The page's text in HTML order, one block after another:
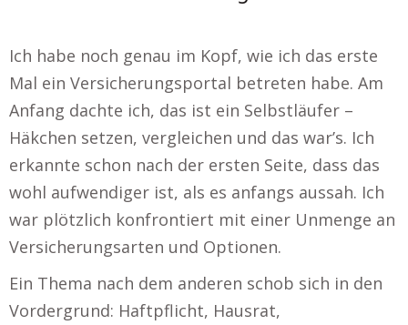
Ich habe noch genau im Kopf, wie ich das erste
Mal ein Versicherungsportal betreten habe. Am
Anfang dachte ich, das ist ein Selbstläufer –
Häkchen setzen, vergleichen und das war’s. Ich
erkannte schon nach der ersten Seite, dass das
wohl aufwendiger ist, als es anfangs aussah. Ich
war plötzlich konfrontiert mit einer Unmenge an
Versicherungsarten und Optionen.
Ein Thema nach dem anderen schob sich in den
Vordergrund: Haftpflicht, Hausrat,